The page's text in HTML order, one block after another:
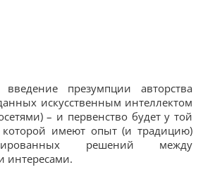
презумпции авторства
искусственным интеллектом
– и первенство будет у той
имеют опыт (и традицию)
решений между
интересами.